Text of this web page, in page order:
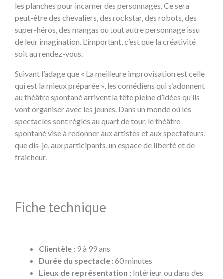
les planches pour incarner des personnages. Ce sera
peut-être des chevaliers, des rockstar, des robots, des
super-héros, des mangas ou tout autre personnage issu
de leur imagination. L’important, c’est que la créativité
soit au rendez-vous.
Suivant l’adage que « La meilleure improvisation est celle
qui est la mieux préparée », les comédiens qui s’adonnent
au théâtre spontané arrivent la tête pleine d’idées qu’ils
vont organiser avec les jeunes. Dans un monde où les
spectacles sont réglés au quart de tour, le théâtre
spontané vise à redonner aux artistes et aux spectateurs,
que dis-je, aux participants, un espace de liberté et de
fraicheur.
Fiche technique
Clientèle : 9 à 99 ans
Durée du spectacle : 60 minutes
Lieux de représentation : Intérieur ou dans des